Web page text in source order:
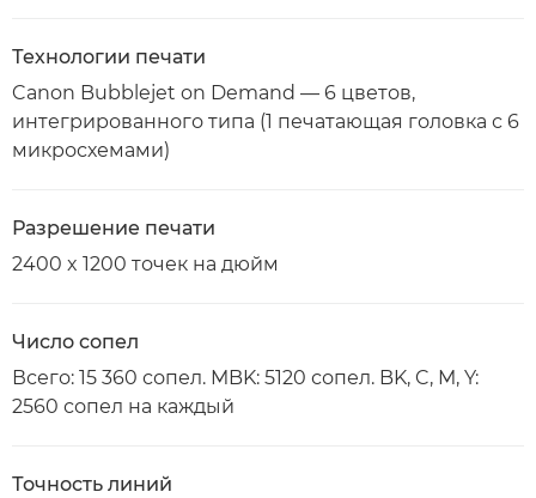
Технологии печати
Canon Bubblejet on Demand — 6 цветов,
интегрированного типа (1 печатающая головка с 6
микросхемами)
Разрешение печати
2400 x 1200 точек на дюйм
Число сопел
Всего: 15 360 сопел. MBK: 5120 сопел. BK, C, M, Y:
2560 сопел на каждый
Точность линий